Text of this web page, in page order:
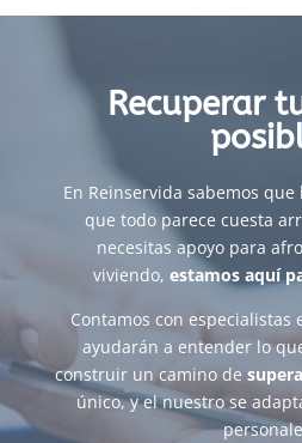
Recuperar
En Reinservida sabemos
que todo parece cuesta
necesitas apoyo para
viviendo, estamos aquí
Contamos con especialistas
ayudarán a entender lo
construir un camino de
único, y el nuestro se